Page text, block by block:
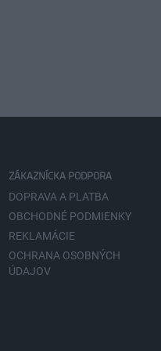
ZÁKAZNÍCKA PODPORA
DOPRAVA A PLATBA
OBCHODNÉ PODMIENKY
REKLAMÁCIE
OCHRANA OSOBNÝCH
ÚDAJOV